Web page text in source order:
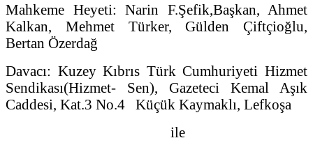
Mahkeme Heyeti: Narin F.Şefik,Başkan, Ahmet
Kalkan, Mehmet Türker, Gülden Çiftçioğlu,
Bertan Özerdağ
Davacı: Kuzey Kıbrıs Türk Cumhuriyeti Hizmet
Sendikası(Hizmet- Sen), Gazeteci Kemal Aşık
Caddesi, Kat.3 No.4 Küçük Kaymaklı, Lefkoşa
ile